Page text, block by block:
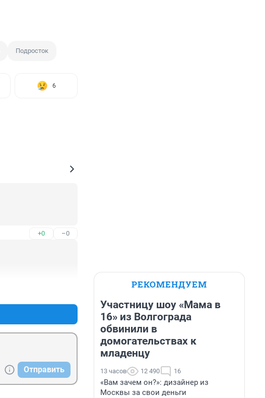
Подросток
6
+0 –0
Отправить
РЕКОМЕНДУЕМ
Участницу шоу «Мама в
16» из Волгограда
обвинили в
домогательствах к
младенцу
13 часов 12 490 16
«Вам зачем он?»: дизайнер из
Москвы за свои деньги